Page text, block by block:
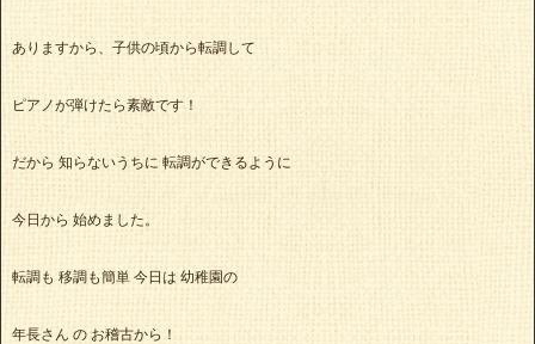
ありますから、子供の頃から転調して
ピアノが弾けたら素敵です！
だから 知らないうちに 転調ができるように
今日から 始めました。
転調も 移調も簡単 今日は 幼稚園の
年長さん の お稽古から！